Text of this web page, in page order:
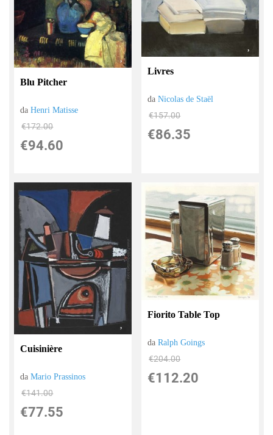
Blu Pitcher
daHenri Matisse
€172.00
€94.60
Livres
daNicolas de Staël
€157.00
€86.35
Cuisinière
daMario Prassinos
€141.00
€77.55
Fiorito Table Top
daRalph Goings
€204.00
€112.20